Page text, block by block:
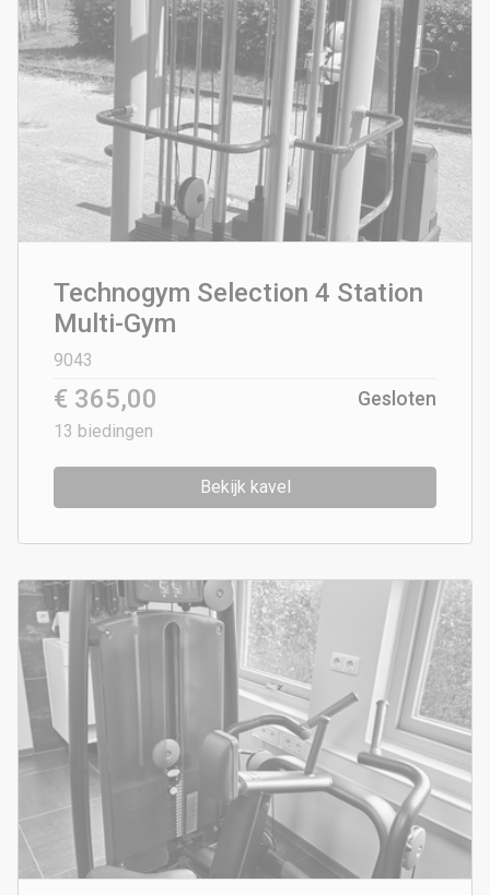
Technogym Selection 4 Station
Multi-Gym
9043
€ 365,00
13 biedingen
Gesloten
Bekijk kavel